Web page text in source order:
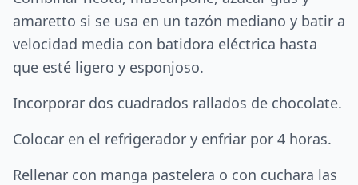
amaretto si se usa en un tazón mediano y batir a
velocidad media con batidora eléctrica hasta
que esté ligero y esponjoso.
Incorporar dos cuadrados rallados de chocolate.
Colocar en el refrigerador y enfriar por 4 horas.
Rellenar con manga pastelera o con cuchara las